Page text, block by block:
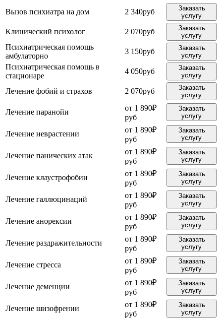
Вызов психиатра на дом 2 340руб
Заказать
услугу
Клинический психолог 2 070руб
Заказать
услугу
Психиатрическая помощь
амбулаторно
3 150руб
Заказать
услугу
Психиатрическая помощь в
стационаре
4 050руб
Заказать
услугу
Лечение фобий и страхов 2 070руб
Заказать
услугу
Лечение паранойи
от 1 890₽
руб
Заказать
услугу
Лечение неврастении
от 1 890₽
руб
Заказать
услугу
Лечение панических атак
от 1 890₽
руб
Заказать
услугу
Лечение клаустрофобии
от 1 890₽
руб
Заказать
услугу
Лечение галлюцинаций
от 1 890₽
руб
Заказать
услугу
Лечение анорексии
от 1 890₽
руб
Заказать
услугу
Лечение раздражительности
от 1 890₽
руб
Заказать
услугу
Лечение стресса
от 1 890₽
руб
Заказать
услугу
Лечение деменции
от 1 890₽
руб
Заказать
услугу
Лечение шизофрении
от 1 890₽
руб
Заказать
услугу